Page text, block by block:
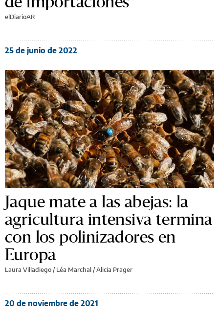
elDiarioAR
25 de junio de 2022
Jaque mate a las abejas: la
agricultura intensiva termina
con los polinizadores en
Europa
Laura Villadiego / Léa Marchal / Alicia Prager
20 de noviembre de 2021